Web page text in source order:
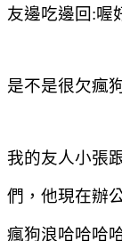
友邊吃邊回:喔
是不是很欠瘋
我的友人小張
們，他現在辦
瘋狗浪哈哈哈